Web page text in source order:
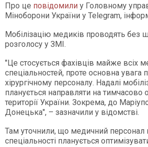
Про це повідомили у Головному
Міноборони України у Telegram,
Мобілізацію медиків проводять без
розголосу у ЗМІ.
"Це стосується фахівців майже всіх
спеціальностей, проте основна увага
хірургічному персоналу. Надалі
планується направляти на тимчасово
території України. Зокрема, до
Донецька", – зазначили у відомстві.
Там уточнили, що медичний персонал
спеціальності планується